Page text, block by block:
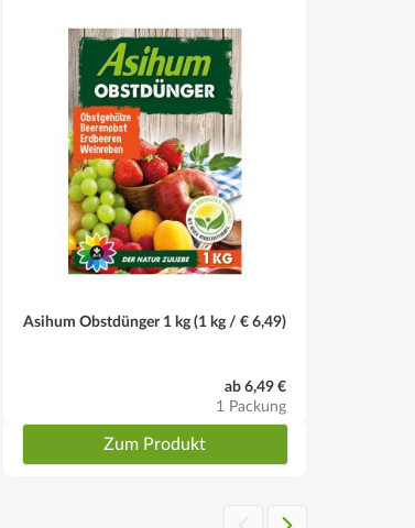
Asihum Obstdünger 1 kg (1 kg / € 6,49)
ab 6,49 €
1 Packung
Zum Produkt